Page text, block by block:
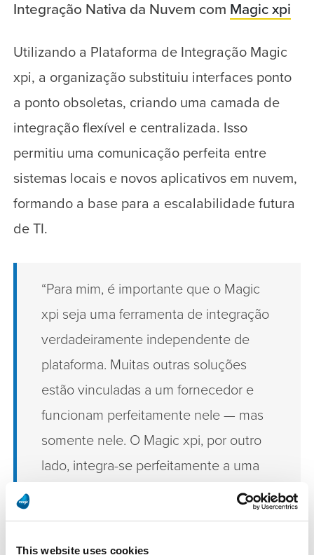
This website uses cookies
Integração Nativa da Nuvem com Magic xpi
Utilizando a Plataforma de Integração Magic
xpi, a organização substituiu interfaces ponto
a ponto obsoletas, criando uma camada de
integração flexível e centralizada. Isso
permitiu uma comunicação perfeita entre
sistemas locais e novos aplicativos em nuvem,
formando a base para a escalabilidade futura
de TI.
“Para mim, é importante que o Magic
xpi seja uma ferramenta de integração
verdadeiramente independente de
plataforma. Muitas outras soluções
estão vinculadas a um fornecedor e
funcionam perfeitamente nele — mas
somente nele. O Magic xpi, por outro
lado, integra-se perfeitamente a uma
ampla gama de sistemas, mantendo-se